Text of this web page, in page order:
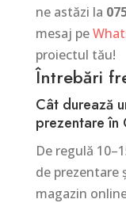
ne astăzi la
mesaj pe
proiectul tău!
Întrebări
Cât durează
prezentare în
De regulă
de prezentare
magazin